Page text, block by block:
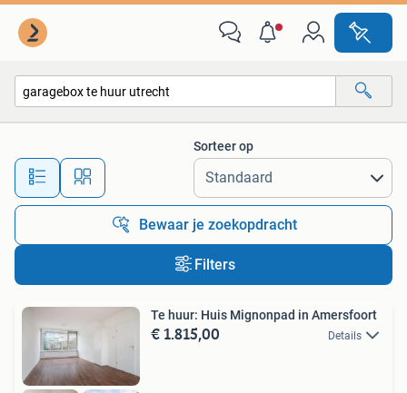
Alle afstanden…
Sorteer op
Bewaar je zoekopdracht
Filters
Te huur: Huis Mignonpad in Amersfoort
€ 1.815,00 Details